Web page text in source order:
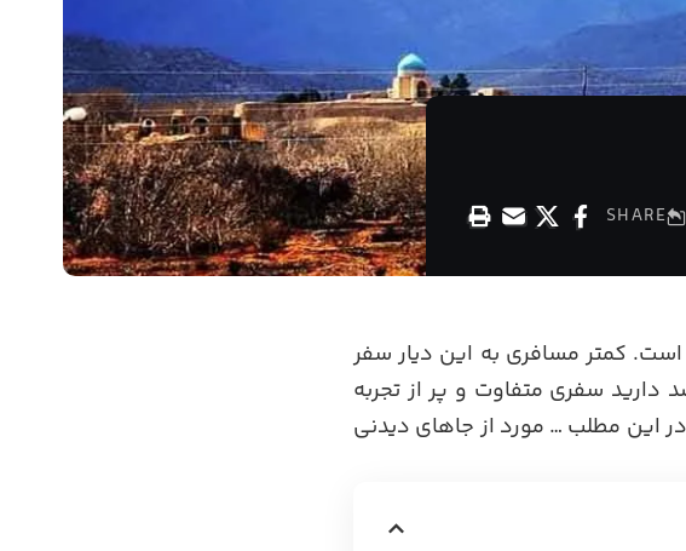
SHARE
کمتر مسافری به این دیار سفر
سفری متفاوت و پر از تجربه
این مطلب … مورد از جاهای دیدنی